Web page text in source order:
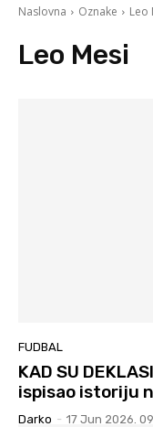
Naslovna Oznake Leo
Leo Mesi
FUDBAL
KAD SU
ispisao istoriju
Darko - 17 Jun 2026.